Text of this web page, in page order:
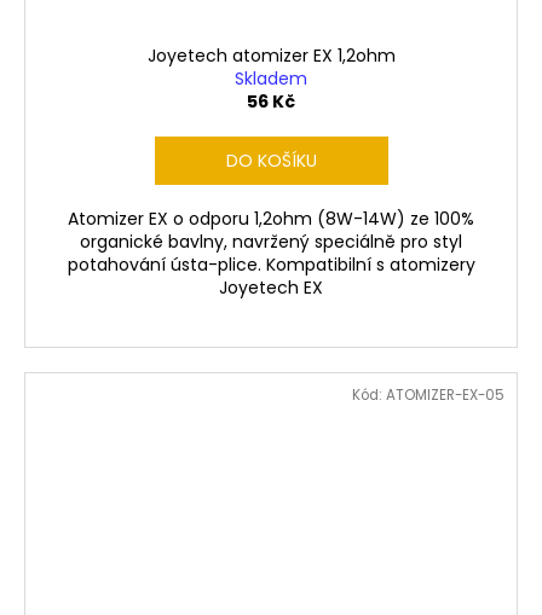
Joyetech atomizer EX 1,2ohm
Skladem
56 Kč
DO KOŠÍKU
Atomizer EX o odporu 1,2ohm (8W-14W) ze 100%
organické bavlny, navržený speciálně pro styl
potahování ústa-plice. Kompatibilní s atomizery
Joyetech EX
Kód: ATOMIZER-EX-05